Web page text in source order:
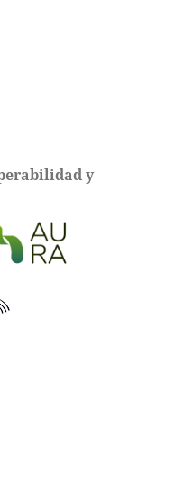
y